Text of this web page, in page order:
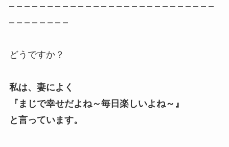
– – – – – – – – – – – – – – – – – – – – – – – – – – –
– – – – – – – –
どうですか？
私は、妻によく
『まじで幸せだよね～毎日楽しいよね～』
と言っています。